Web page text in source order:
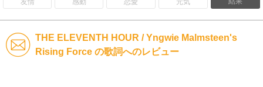
THE ELEVENTH HOUR / Yngwie Malmsteen's
Rising Force の歌詞へのレビュー